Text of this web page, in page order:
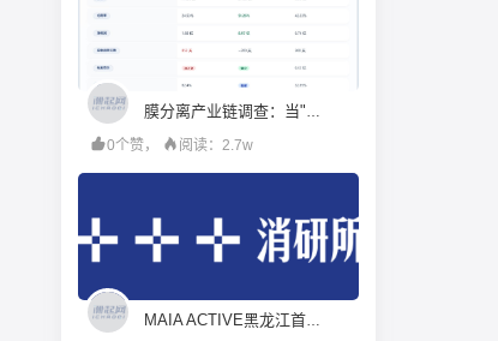
膜分离产业链调查：当"工程商"试图变成"材料商"，谁赚到了钱？
0个赞，
阅读：2.7w
MAIA ACTIVE黑龙江首店即将启幕；东鹏饮料上半年净利润28.67亿元，同增20.72%；宝洁集团2026财年大中华区重回增长｜消研所周报